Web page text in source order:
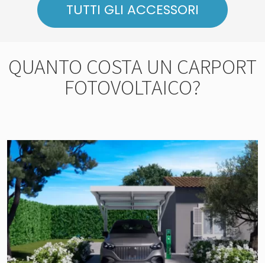
TUTTI GLI ACCESSORI
QUANTO COSTA UN CARPORT
FOTOVOLTAICO?